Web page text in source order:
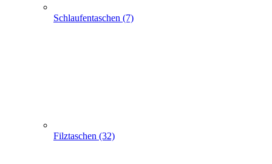
Schlaufentaschen (7)
Filztaschen (32)